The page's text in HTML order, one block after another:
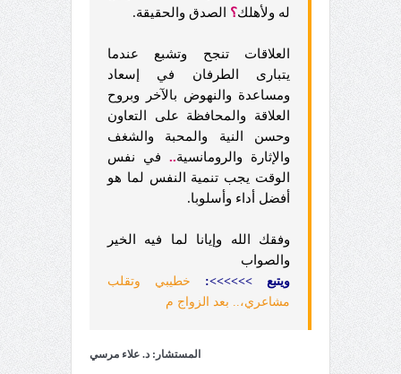
له ولأهلك؟ الصدق والحقيقة.
العلاقات تنجح وتشبع عندما
يتبارى الطرفان في إسعاد
ومساعدة والنهوض بالآخر وبروح
العلاقة والمحافظة على التعاون
وحسن النية والمحبة والشغف
والإثارة والرومانسية.. في نفس
الوقت يجب تنمية النفس لما هو
أفضل أداء وأسلوبا.
وفقك الله وإيانا لما فيه الخير
والصواب
ويتبع >>>>>>:
خطيبي وتقلب
مشاعري،.. بعد الزواج م
المستشار: د. علاء مرسي